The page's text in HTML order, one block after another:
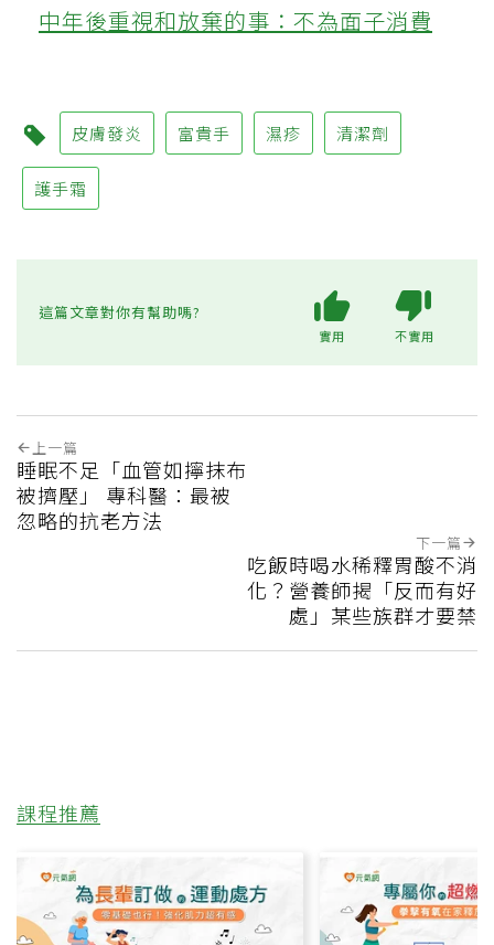
中年後重視和放棄的事：不為面子消費
皮膚發炎 富貴手 濕疹 清潔劑
護手霜
這篇文章對你有幫助嗎?
實用 不實用
上一篇
睡眠不足「血管如擰抹布
被擠壓」 專科醫：最被
忽略的抗老方法
下一篇
吃飯時喝水稀釋胃酸不消
化？營養師揭「反而有好
處」某些族群才要禁
課程推薦